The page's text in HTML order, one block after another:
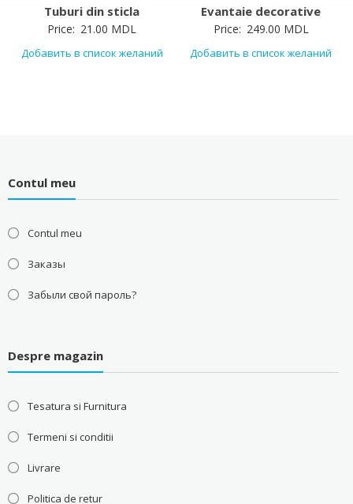
Tuburi din sticla
Price: 21.00 MDL
Добавить в список желаний
Evantaie decorative
Price: 249.00 MDL
Добавить в список желаний
Contul meu
Contul meu
Заказы
Забыли свой пароль?
Despre magazin
Tesatura si Furnitura
Termeni si conditii
Livrare
Politica de retur